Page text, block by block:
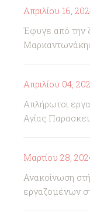
Απριλίου 16,
Έφυγε από την
Απριλίου 04,
Απλήρωτοι
Αγίας
Μαρτίου 28,
Ανακοίνωση
εργαζομένων